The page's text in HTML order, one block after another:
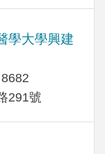
學大學興建
291號